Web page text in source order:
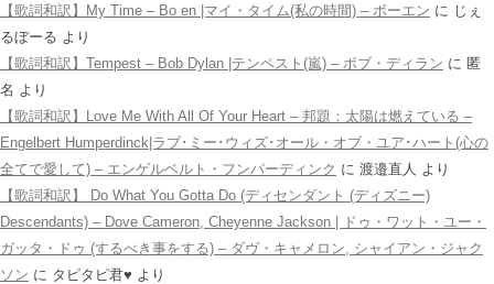
【歌詞和訳】My Time – Bo en |マイ・タイム(私の時間) – ボーエン に じぇ
るぼーる より
【歌詞和訳】Tempest – Bob Dylan |テンペスト(嵐) – ボブ・ディラン に 匿
名 より
【歌詞和訳】Love Me With All Of Your Heart – 邦題：太陽は燃えている –
Engelbert Humperdinck|ラブ･ミー･ウィズ･オール・オブ・ユア･ハート(心の
全てで愛して) – エンゲルベルト・フンパーディンク に 渡邉直人 より
【歌詞和訳】 Do What You Gotta Do (ディセンダント (ディズニー)
Descendants) – Dove Cameron, Cheyenne Jackson | ドゥ・ワット・ユー・
ガッタ・ドゥ (するべき事をする) – ダヴ・キャメロン, シャイアン・ジャク
ソン に タピタピ君♥️ より